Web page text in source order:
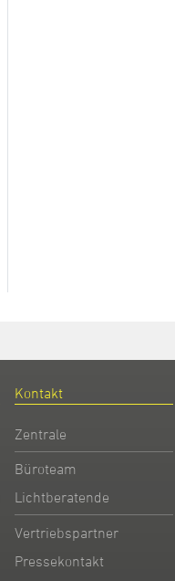
Kontakt
Zentrale
Büroteam
Lichtberatende
Vertriebspartner
Pressekontakt